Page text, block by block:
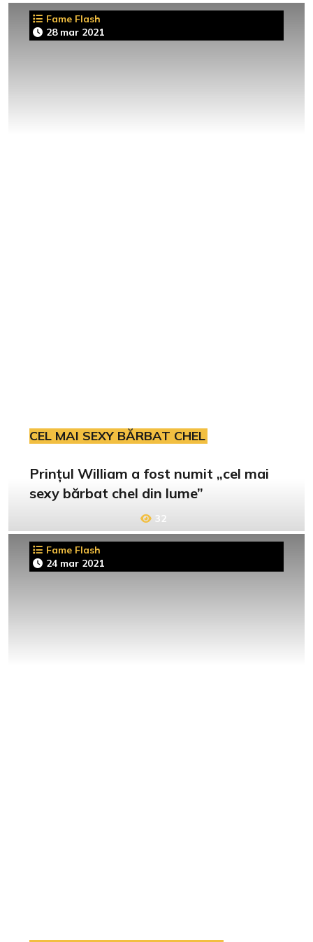
Fame Flash
28 mar 2021
CEL MAI SEXY BĂRBAT CHEL
Prințul William a fost numit „cel mai
sexy bărbat chel din lume”
32
Fame Flash
24 mar 2021